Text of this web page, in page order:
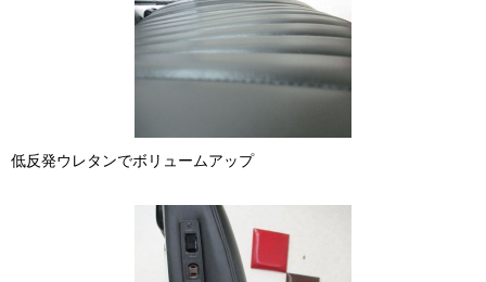
低反発ウレタンでボリュームアップ